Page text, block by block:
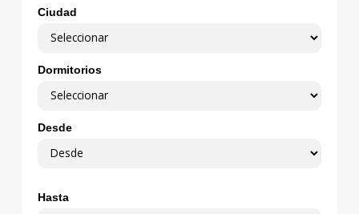
Ciudad
Dormitorios
Desde
Hasta